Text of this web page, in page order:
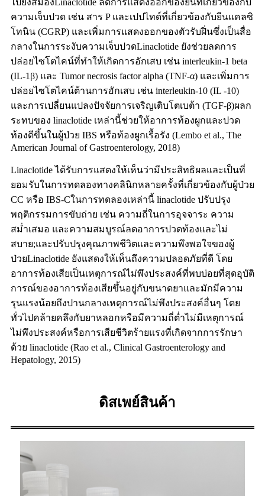
ความเจ็บปวด เช่น สาร P และเปปไทด์ที่เกี่ยวข้องกับยีนแคลซิ
โทนิน (CGRP) และเพิ่มการแสดงออกของตัวรับฝิ่นซึ่งเป็นสื่อ
กลางในการระงับความเจ็บปวดLinaclotide ยังช่วยลดการ
ปล่อยไซโตไคน์ที่ทำให้เกิดการอักเสบ เช่น interleukin-1 beta
(IL-1β) และ Tumor necrosis factor alpha (TNF-α) และเพิ่มการ
ปล่อยไซโตไคน์ต้านการอักเสบ เช่น interleukin-10 (IL -10)
และการเปลี่ยนแปลงปัจจัยการเจริญเติบโตเบต้า (TGF-β)ผลก
ระทบของ linaclotide เหล่านี้ช่วยให้อาการท้องผูกและปวด
ท้องดีขึ้นในผู้ป่วย IBS หรือท้องผูกเรื้อรัง (Lembo et al., The
American Journal of Gastroenterology, 2018)
Linaclotide ได้รับการแสดงให้เห็นว่ามีประสิทธิผลและเป็นที่
ยอมรับในการทดลองทางคลินิกหลายครั้งที่เกี่ยวข้องกับผู้ป่วย
CC หรือ IBS-Cในการทดลองเหล่านี้ linaclotide ปรับปรุง
พฤติกรรมการขับถ่าย เช่น ความถี่ในการอุจจาระ ความ
สม่ำเสมอ และความสมบูรณ์ลดอาการปวดท้องและไม่
สบาย;และปรับปรุงคุณภาพชีวิตและความพึงพอใจของผู้
ป่วยLinaclotide ยังแสดงให้เห็นถึงความปลอดภัยที่ดี โดย
อาการท้องเสียเป็นเหตุการณ์ไม่พึงประสงค์ที่พบบ่อยที่สุดอุบัติ
การณ์ของอาการท้องเสียขึ้นอยู่กับขนาดยาและมักมีความ
รุนแรงน้อยถึงปานกลางเหตุการณ์ไม่พึงประสงค์อื่นๆ โดย
ทั่วไปคล้ายคลึงกับยาหลอกหรือมีความถี่ต่ำไม่มีเหตุการณ์
ไม่พึงประสงค์หรือการเสียชีวิตร้ายแรงที่เกิดจากการรักษา
ด้วย linaclotide (Rao et al., Clinical Gastroenterology and
Hepatology, 2015)
ดิสเพย์สินค้า